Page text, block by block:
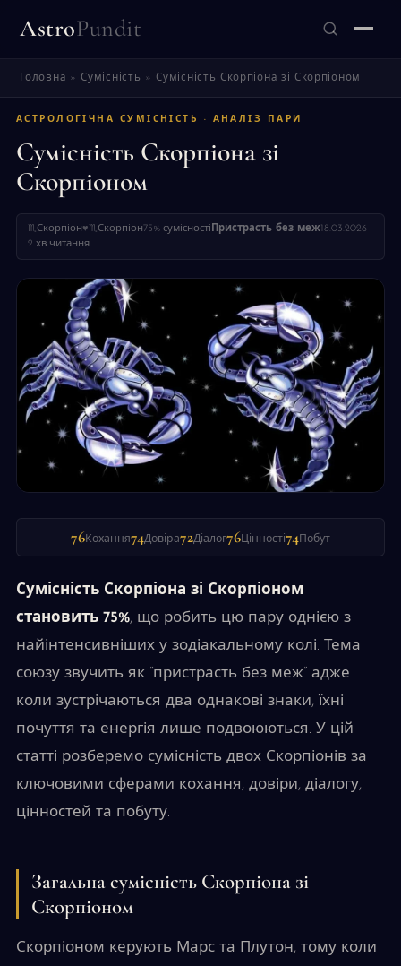
AstroPundit
ЗНАЙТИ
Головна »Сумісність »Сумісність Скорпіона зі Скорпіоном
АСТРОЛОГІЧНА СУМІСНІСТЬ · АНАЛІЗ ПАРИ
Сумісність Скорпіона зі
Скорпіоном
♏Скорпіон♥ ♏Скорпіон75% сумісності Пристрасть без меж18.03.2026
2 хв читання
76Кохання74Довіра72Діалог76Цінності74 Побут
Сумісність Скорпіона зі Скорпіоном
становить 75%, що робить цю пару однією з
найінтенсивніших у зодіакальному колі. Тема
союзу звучить як “пристрасть без меж” адже
коли зустрічаються два однакові знаки, їхні
почуття та енергія лише подвоюються. У цій
статті розберемо сумісність двох Скорпіонів за
ключовими сферами кохання, довіри, діалогу,
цінностей та побуту.
Загальна сумісність Скорпіона зі
Скорпіоном
Скорпіоном керують Марс та Плутон, тому коли